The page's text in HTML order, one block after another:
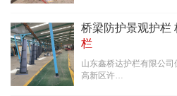
桥梁防护景观护栏
栏
山东鑫桥达护栏有限公
高新区许…